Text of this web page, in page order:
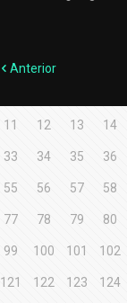
Anterior
11 12 13 14
33 34 35 36
55 56 57 58
77 78 79 80
99 100 101 102
121 122 123 124